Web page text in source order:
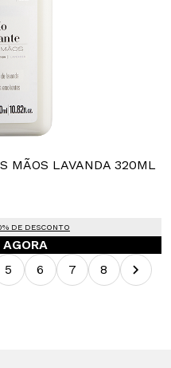
MÃOS LAVANDA 320ML
DE DESCONTO
AGORA
5 6 7 8